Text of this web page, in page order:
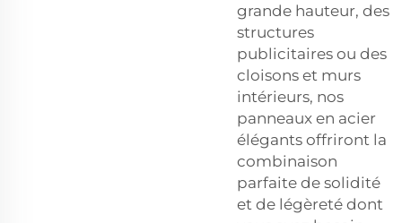
grande hauteur, des
structures
publicitaires ou des
cloisons et murs
intérieurs, nos
panneaux en acier
élégants offriront la
combinaison
parfaite de solidité
et de légèreté dont